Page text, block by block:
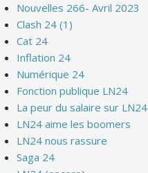
Nouvelles 266- Avril 2023
Clash 24 (1)
Cat 24
Inflation 24
Numérique 24
Fonction publique LN24
La peur du salaire sur LN24
LN24 aime les boomers
LN24 nous rassure
Saga 24